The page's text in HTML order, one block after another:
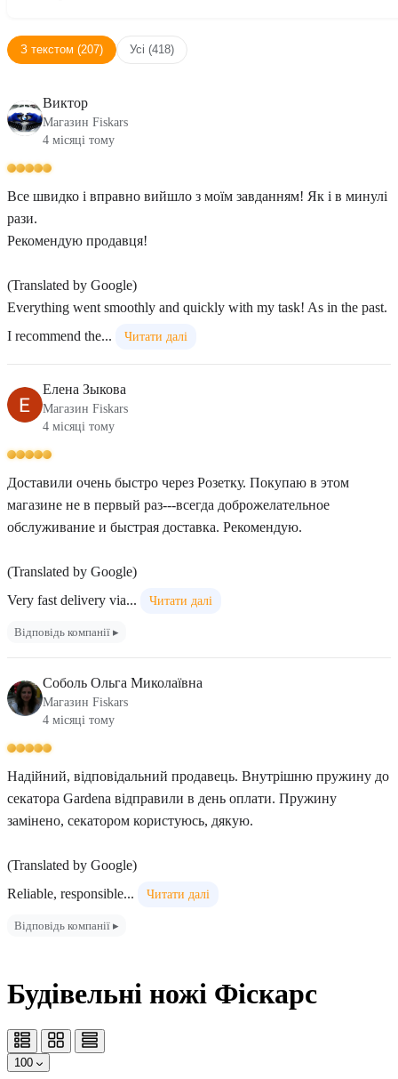
З текстом (207) Усі (418)
Виктор
Магазин Fiskars
4 місяці тому
Все швидко і вправно вийшло з моїм завданням! Як і в минулі
рази.
Рекомендую продавця!
(Translated by Google)
Everything went smoothly and quickly with my task! As in the past.
I recommend the...
Читати далі
Елена Зыкова
Магазин Fiskars
4 місяці тому
Доставили очень быстро через Розетку. Покупаю в этом
магазине не в первый раз---всегда доброжелательное
обслуживание и быстрая доставка. Рекомендую.
(Translated by Google)
Very fast delivery via...
Читати далі
Відповідь компанії ▸
Соболь Ольга Миколаївна
Магазин Fiskars
4 місяці тому
Надійний, відповідальний продавець. Внутрішню пружину до
секатора Gardena відправили в день оплати. Пружину
замінено, секатором користуюсь, дякую.
(Translated by Google)
Reliable, responsible...
Читати далі
Відповідь компанії ▸
Будівельні ножі Фіскарс
100